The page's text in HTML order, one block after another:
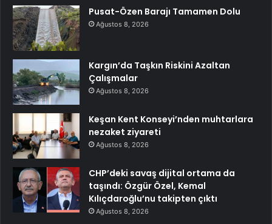
Pusat-Özen Barajı Tamamen Dolu
Ağustos 8, 2026
Kargın’da Taşkın Riskini Azaltan
Çalışmalar
Ağustos 8, 2026
Keşan Kent Konseyi’nden muhtarlara
nezaket ziyareti
Ağustos 8, 2026
CHP’deki savaş dijital ortama da
taşındı: Özgür Özel, Kemal
Kılıçdaroğlu’nu takipten çıktı
Ağustos 8, 2026